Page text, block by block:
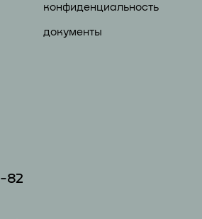
конфиденциальность
документы
82